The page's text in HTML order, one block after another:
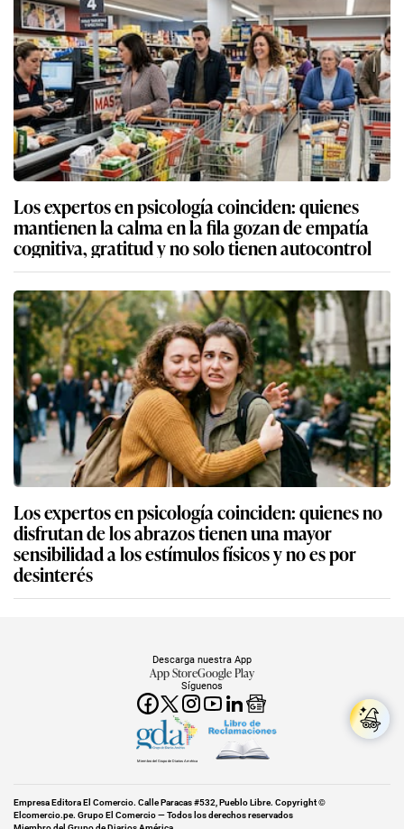
Los expertos en psicología coinciden: quienes
mantienen la calma en la fila gozan de empatía
cognitiva, gratitud y no solo tienen autocontrol
Los expertos en psicología coinciden: quienes no
disfrutan de los abrazos tienen una mayor
sensibilidad a los estímulos físicos y no es por
desinterés
Síguenos
Descarga nuestra App
App StoreGoogle Play
Miembro del Grupo de Diarios América
Empresa Editora El Comercio. Calle Paracas #532, Pueblo Libre. Copyright ©
Elcomercio.pe. Grupo El Comercio — Todos los derechos reservados